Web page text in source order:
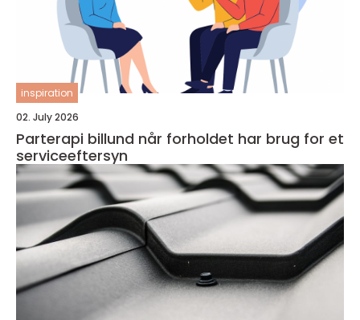
inspiration
02. July 2026
Parterapi billund når forholdet har brug for et
serviceeftersyn